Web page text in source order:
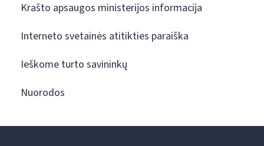
Krašto apsaugos ministerijos informacija
Interneto svetainės atitikties paraiška
Ieškome turto savininkų
Nuorodos